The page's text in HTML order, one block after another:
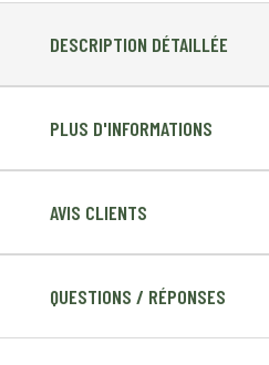
DESCRIPTION DÉTAILLÉE
PLUS D'INFORMATIONS
AVIS CLIENTS
QUESTIONS / RÉPONSES